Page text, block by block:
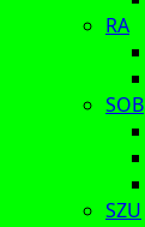
RA
SOB
SZU